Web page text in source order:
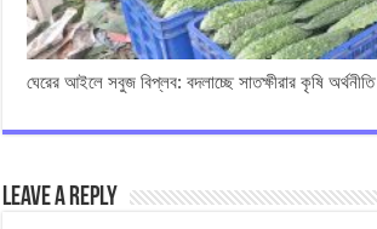
ঘেরের আইলে সবুজ বিপ্লব: বদলাচ্ছে সাতক্ষীরার কৃষি অর্থনীতি
Leave a Reply